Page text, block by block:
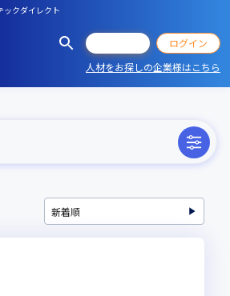
ックダイレクト
ログイン
人材をお探しの企業様はこちら